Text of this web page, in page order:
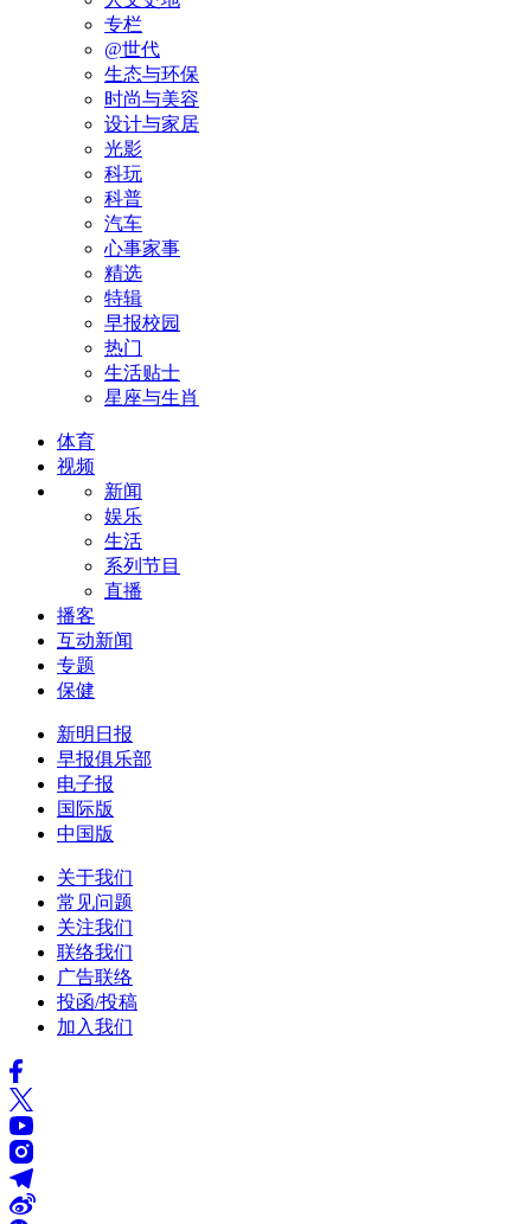
专栏
@世代
生态与环保
时尚与美容
设计与家居
光影
科玩
科普
汽车
心事家事
精选
特辑
早报校园
热门
生活贴士
星座与生肖
体育
视频
新闻
娱乐
生活
系列节目
直播
播客
互动新闻
专题
保健
新明日报
早报俱乐部
电子报
国际版
中国版
关于我们
常见问题
关注我们
联络我们
广告联络
投函/投稿
加入我们